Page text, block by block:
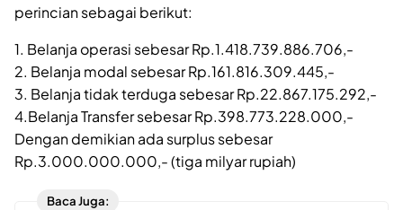
perincian sebagai berikut:
1. Belanja operasi sebesar Rp.1.418.739.886.706,-
2. Belanja modal sebesar Rp.161.816.309.445,-
3. Belanja tidak terduga sebesar Rp.22.867.175.292,-
4.Belanja Transfer sebesar Rp.398.773.228.000,-
Dengan demikian ada surplus sebesar
Rp.3.000.000.000,- (tiga milyar rupiah)
Baca Juga: